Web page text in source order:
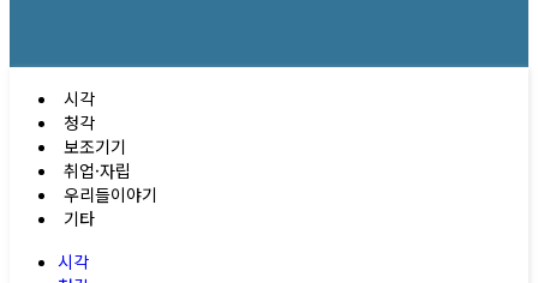
시각
청각
보조기기
취업·자립
우리들이야기
기타
시각